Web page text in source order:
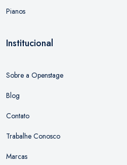
Pianos
Institucional
Sobre a Openstage
Blog
Contato
Trabalhe Conosco
Marcas